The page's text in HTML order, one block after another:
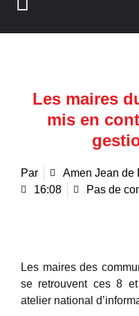
Les maires
mis en
Par Amen Jean de
16:08
Pas de
Les maires des
se retrouvent ces 8
atelier national